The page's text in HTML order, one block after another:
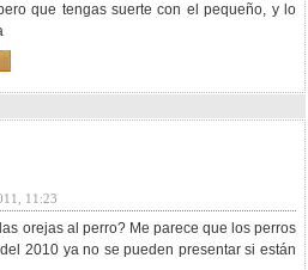
que tengas suerte con el pequeño, y lo
11:23
orejas al perro? Me parece que los perros
2010 ya no se pueden presentar si están